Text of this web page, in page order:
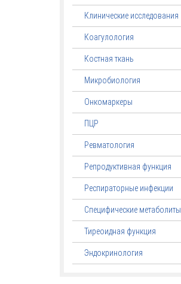
Клинические исследования
Коагулология
Костная ткань
Микробиология
Онкомаркеры
ПЦР
Ревматология
Репродуктивная функция
Респираторные инфекции
Специфические метаболиты
Тиреоидная функция
Эндокринология